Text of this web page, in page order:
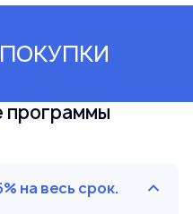
программы
на весь срок.